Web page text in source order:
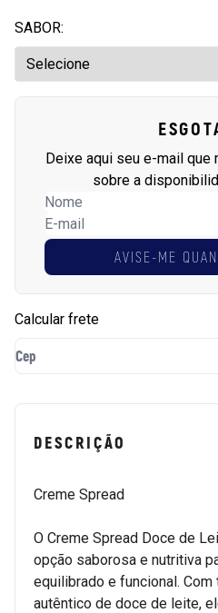
SABOR:
Deixe aqui seu e-mail que
sobre a
AVISE-ME
Calcular frete
DESCRIÇÃO
Creme Spread
O Creme Spread Doce de
opção saborosa e nutritiva
equilibrado e funcional.
autêntico de doce de leite,